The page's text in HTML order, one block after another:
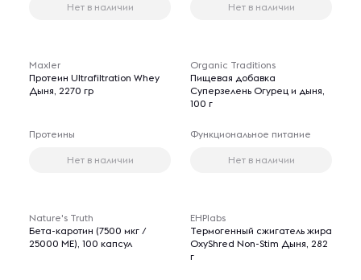
Нет в наличии Нет в наличии
Maxler
Протеин Ultrafiltration Whey
Дыня, 2270 гр
Протеины
Нет в наличии
Organic Traditions
Пищевая добавка
Суперзелень Огурец и дыня,
100 г
Функциональное питание
Нет в наличии
Nature's Truth
Бета-каротин (7500 мкг /
25000 МЕ), 100 капсул
EHPlabs
Термогенный сжигатель жира
OxyShred Non-Stim Дыня, 282
г